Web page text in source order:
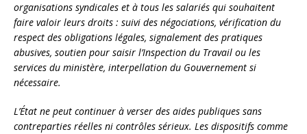
organisations syndicales et à tous les salariés qui souhaitent
faire valoir leurs droits : suivi des négociations, vérification du
respect des obligations légales, signalement des pratiques
abusives, soutien pour saisir l’Inspection du Travail ou les
services du ministère, interpellation du Gouvernement si
nécessaire.
L’État ne peut continuer à verser des aides publiques sans
contreparties réelles ni contrôles sérieux. Les dispositifs comme